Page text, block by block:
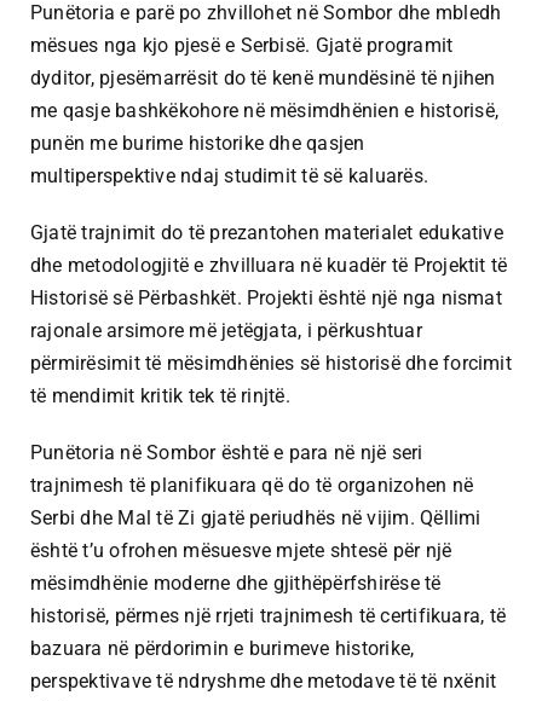
Punëtoria e parë po zhvillohet në Sombor dhe mbledh
mësues nga kjo pjesë e Serbisë. Gjatë programit
dyditor, pjesëmarrësit do të kenë mundësinë të njihen
me qasje bashkëkohore në mësimdhënien e historisë,
punën me burime historike dhe qasjen
multiperspektive ndaj studimit të së kaluarës.
Gjatë trajnimit do të prezantohen materialet edukative
dhe metodologjitë e zhvilluara në kuadër të Projektit të
Historisë së Përbashkët. Projekti është një nga nismat
rajonale arsimore më jetëgjata, i përkushtuar
përmirësimit të mësimdhënies së historisë dhe forcimit
të mendimit kritik tek të rinjtë.
Punëtoria në Sombor është e para në një seri
trajnimesh të planifikuara që do të organizohen në
Serbi dhe Mal të Zi gjatë periudhës në vijim. Qëllimi
është t’u ofrohen mësuesve mjete shtesë për një
mësimdhënie moderne dhe gjithëpërfshirëse të
historisë, përmes një rrjeti trajnimesh të certifikuara, të
bazuara në përdorimin e burimeve historike,
perspektivave të ndryshme dhe metodave të të nxënit